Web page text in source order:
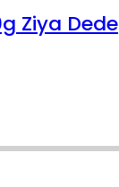
Ziya Dede